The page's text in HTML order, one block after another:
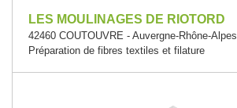
LES MOULINAGES DE RIOTORD
42460 COUTOUVRE - Auvergne-Rhône-Alpes
Préparation de fibres textiles et filature